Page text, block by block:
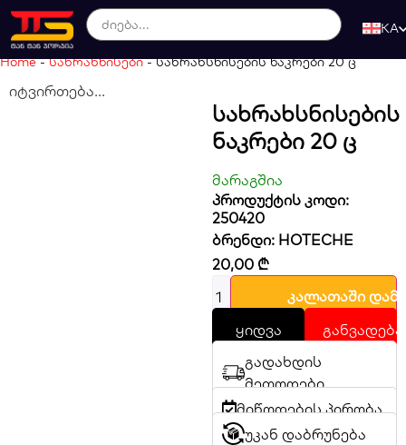
KA
Home-სახრახნისები-სახრახსნისების ნაკრები 20 ც
იტვირთება...
Სახრახსნისების
Ნაკრები 20 Ც
მარაგშია
პროდუქტის კოდი:
250420
ბრენდი: HOTECHE
20,00 ₾
კალათაში
ყიდვა
განვადება
გადახდის
მეთოდები
მიწოდების პირობა
უკან დაბრუნება